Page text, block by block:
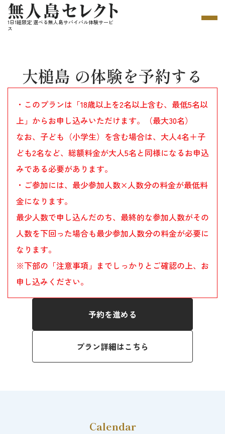
1日1組限定 選べる無人島サバイバル体験サービ
ス
大槌島 の体験を予約する
・このプランは「18歳以上を2名以上含む、最低5名以
上」からお申し込みいただけます。（最大30名）
なお、子ども（小学生）を含む場合は、大人4名＋子
ども2名など、総額料金が大人5名と同様になるお申込
みである必要があります。
・ご参加には、最少参加人数×人数分の料金が最低料
金になります。
最少人数で申し込んだのち、最終的な参加人数がその
人数を下回った場合も最少参加人数分の料金が必要に
なります。
※下部の「注意事項」までしっかりとご確認の上、お
申し込みください。
予約を進める
プラン詳細はこちら
Calendar